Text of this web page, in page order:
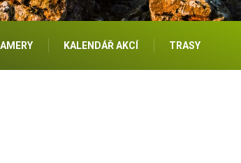
KALENDÁŘ AKCÍ TRASY